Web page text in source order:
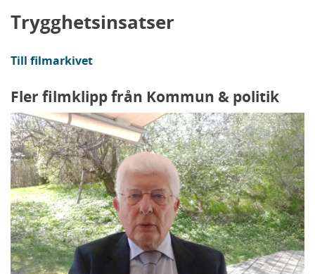
Trygghetsinsatser
Till filmarkivet
Fler filmklipp från Kommun & politik